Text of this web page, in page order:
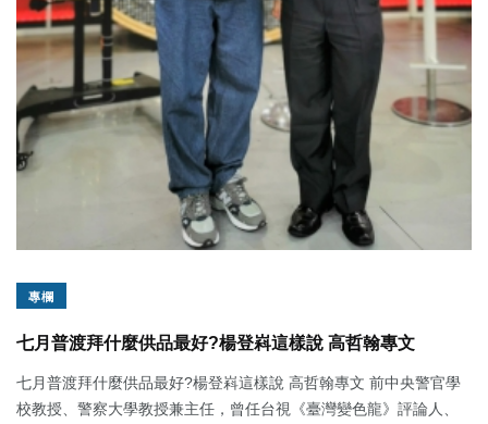
專欄
七月普渡拜什麼供品最好?楊登嵙這樣說 高哲翰專文
七月普渡拜什麼供品最好?楊登嵙這樣說 高哲翰專文 前中央警官學
校教授、警察大學教授兼主任，曾任台視《臺灣變色龍》評論人、